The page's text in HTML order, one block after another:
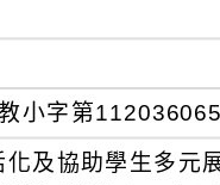
小字第
及協助學生多元